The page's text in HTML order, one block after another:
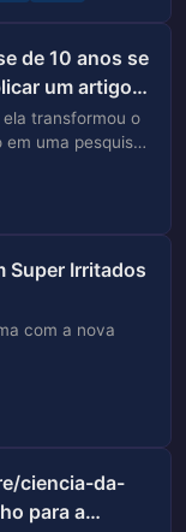
de 10 anos se
um artigo
transformou o
uma pesquisa
Super Irritados
com a nova
ciencia-da-
para a